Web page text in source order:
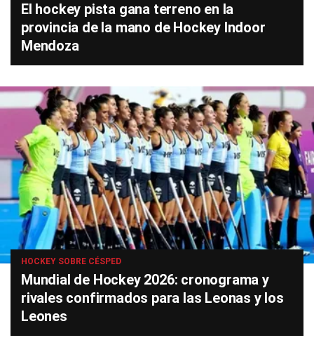
El hockey pista gana terreno en la
provincia de la mano de Hockey Indoor
Mendoza
HOCKEY SOBRE CÉSPED
Mundial de Hockey 2026: cronograma y
rivales confirmados para las Leonas y los
Leones